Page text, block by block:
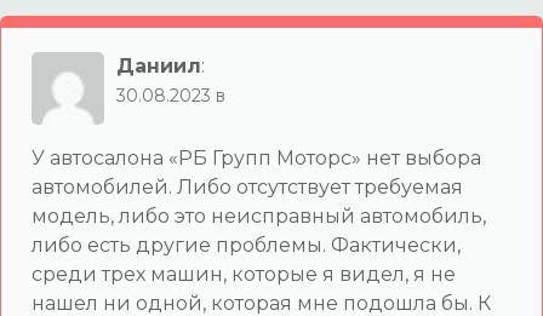
Даниил:
30.08.2023 в
У автосалона «РБ Групп Моторс» нет выбора
автомобилей. Либо отсутствует требуемая
модель, либо это неисправный автомобиль,
либо есть другие проблемы. Фактически,
среди трех машин, которые я видел, я не
нашел ни одной, которая мне подошла бы. К